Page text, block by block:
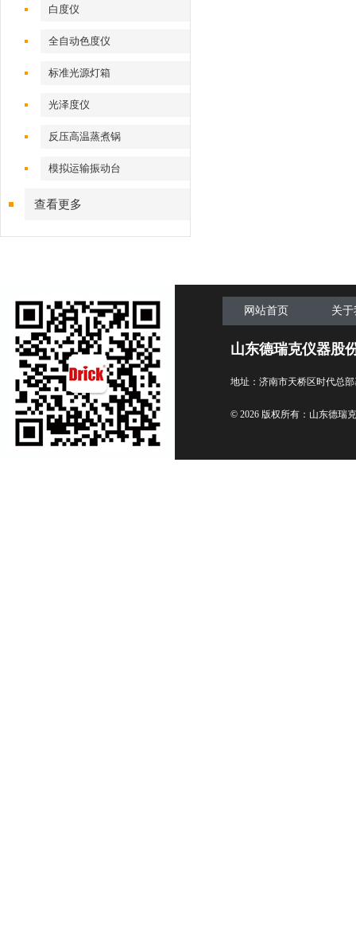
白度仪
全自动色度仪
标准光源灯箱
光泽度仪
反压高温蒸煮锅
模拟运输振动台
查看更多
网站首页 关
山东德瑞克仪器股
地址：济南市天桥区时代总
© 2026 版权所有：山东德瑞